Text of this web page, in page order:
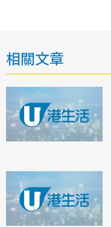
相關文章